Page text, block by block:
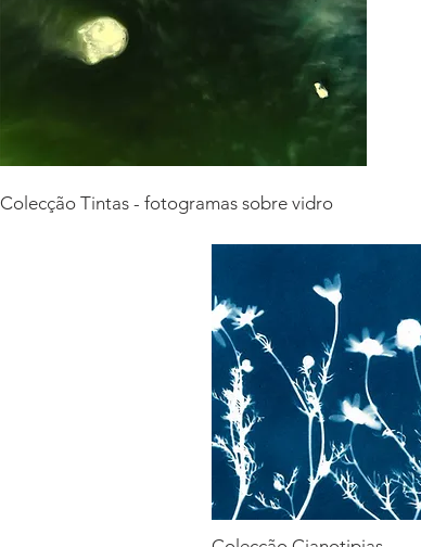
Colecção Tintas - fotogramas sobre vidro